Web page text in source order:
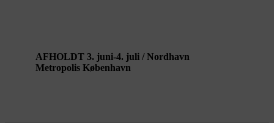
AFHOLDT 3. juni-4. juli / Nordhavn
Metropolis København